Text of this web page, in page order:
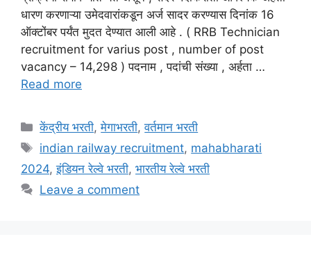
धारण करणाऱ्या उमेदवारांकडून अर्ज सादर करण्यास दिनांक 16
ऑक्टोंबर पर्यंत मुदत देण्यात आली आहे . ( RRB Technician
recruitment for varius post , number of post
vacancy – 14,298 ) पदनाम , पदांची संख्या , अर्हता …
Read more
Categories
केंद्रीय भरती,मेगाभरती,वर्तमान भरती
Tags
indian railway recruitment, mahabharati
2024,इंडियन रेल्वे भरती, भारतीय रेल्वे भरती
Leave a comment